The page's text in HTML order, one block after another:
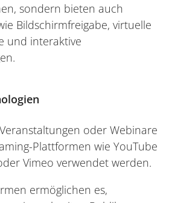
sondern bieten auch
Bildschirmfreigabe, virtuelle
und interaktive
oder Webinare
Plattformen wie YouTube
Vimeo verwendet werden.
ermöglichen es,